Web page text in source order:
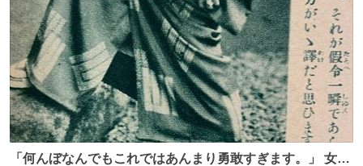
「何んぼなんでもこれではあんまり勇敢すぎます。」 女性